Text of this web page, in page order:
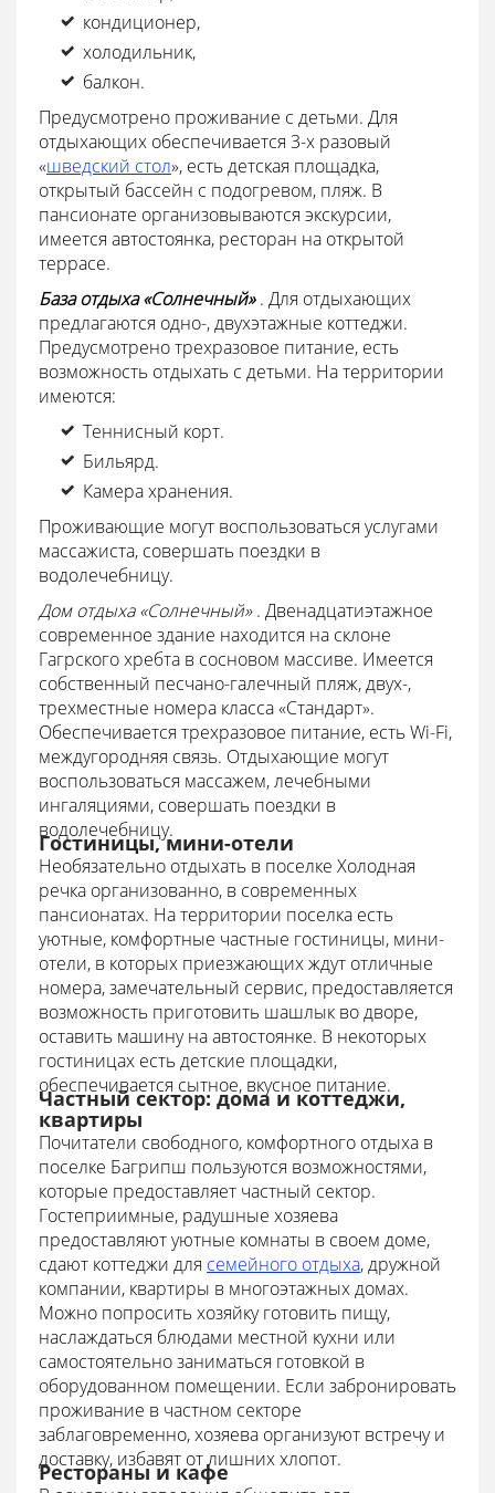
кондиционер,
холодильник,
балкон.
Предусмотрено проживание с детьми. Для
отдыхающих обеспечивается 3-х разовый
«шведский стол», есть детская площадка,
открытый бассейн с подогревом, пляж. В
пансионате организовываются экскурсии,
имеется автостоянка, ресторан на открытой
террасе.
База отдыха «Солнечный». Для отдыхающих
предлагаются одно-, двухэтажные коттеджи.
Предусмотрено трехразовое питание, есть
возможность отдыхать с детьми. На территории
имеются:
Теннисный корт.
Бильярд.
Камера хранения.
Проживающие могут воспользоваться услугами
массажиста, совершать поездки в
водолечебницу.
Дом отдыха «Солнечный». Двенадцатиэтажное
современное здание находится на склоне
Гагрского хребта в сосновом массиве. Имеется
собственный песчано-галечный пляж, двух-,
трехместные номера класса «Стандарт».
Обеспечивается трехразовое питание, есть Wi-Fi,
междугородняя связь. Отдыхающие могут
воспользоваться массажем, лечебными
ингаляциями, совершать поездки в
водолечебницу.
Гостиницы, мини-отели
Необязательно отдыхать в поселке Холодная
речка организованно, в современных
пансионатах. На территории поселка есть
уютные, комфортные частные гостиницы, мини-
отели, в которых приезжающих ждут отличные
номера, замечательный сервис, предоставляется
возможность приготовить шашлык во дворе,
оставить машину на автостоянке. В некоторых
гостиницах есть детские площадки,
обеспечивается сытное, вкусное питание.
Частный сектор: дома и коттеджи,
квартиры
Почитатели свободного, комфортного отдыха в
поселке Багрипш пользуются возможностями,
которые предоставляет частный сектор.
Гостеприимные, радушные хозяева
предоставляют уютные комнаты в своем доме,
сдают коттеджи для семейного отдыха, дружной
компании, квартиры в многоэтажных домах.
Можно попросить хозяйку готовить пищу,
наслаждаться блюдами местной кухни или
самостоятельно заниматься готовкой в
оборудованном помещении. Если забронировать
проживание в частном секторе
заблаговременно, хозяева организуют встречу и
доставку, избавят от лишних хлопот.
Рестораны и кафе